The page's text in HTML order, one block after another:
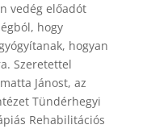
vedég előadót
hogy
hogyan
Szeretettel
Jánost, az
Tündérhegyi
Rehabilitációs